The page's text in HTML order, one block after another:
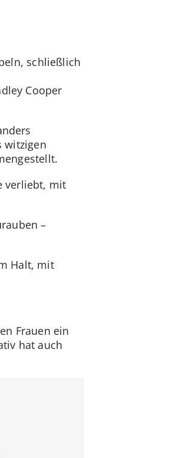
schließlich
Cooper
witzigen
verliebt, mit
–
Halt, mit
Frauen ein
hat auch